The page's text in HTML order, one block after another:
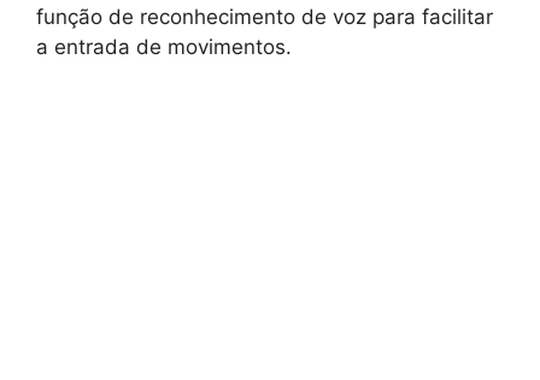
função de reconhecimento de voz para facilitar
a entrada de movimentos.